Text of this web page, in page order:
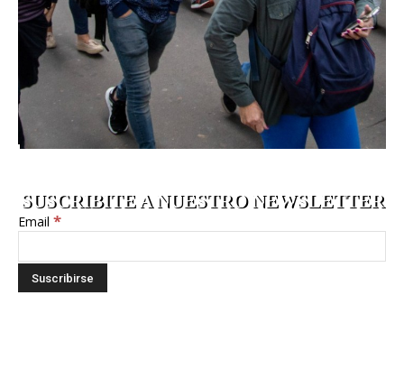
SUSCRIBITE A NUESTRO NEWSLETTER
Email *